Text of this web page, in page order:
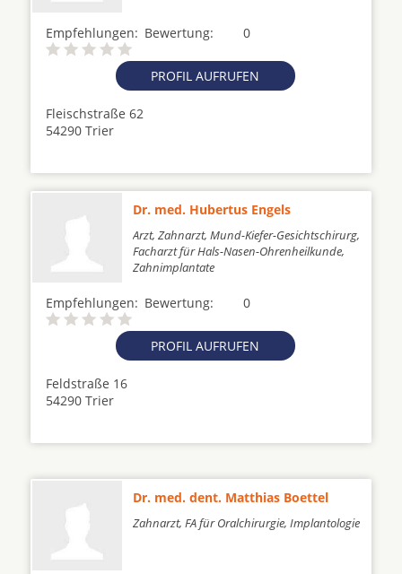
Empfehlungen: 0
Bewertung:
PROFIL AUFRUFEN
Fleischstraße 62
54290 Trier
Dr. med. Hubertus Engels
Arzt, Zahnarzt, Mund-Kiefer-Gesichtschirurg,
Facharzt für Hals-Nasen-Ohrenheilkunde,
Zahnimplantate
Empfehlungen: 0
Bewertung:
PROFIL AUFRUFEN
Feldstraße 16
54290 Trier
Dr. med. dent. Matthias Boettel
Zahnarzt, FA für Oralchirurgie, Implantologie